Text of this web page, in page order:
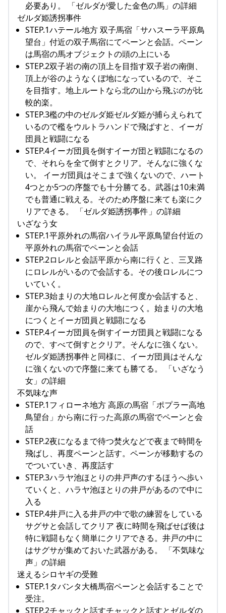
必要あり。 「ゼルダが愛した金色の馬」の詳細
ゼルダ姫誘拐事件
STEP.1ハテール地方 双子馬宿「サハスーラ平原鳥
望台」付近の双子馬宿にてペーンと会話。ペーン
は馬宿の馬オブジェクトの頭の上にいる
STEP.2双子岩の南の頂上を目指す双子岩の南側、
頂上が谷のようなくぼ地になっているので、そこ
を目指す。地上ルートなら北の山から飛ぶのが比
較的楽。
STEP.3檻の中のゼルダ姫ゼルダ姫が捕らえられて
いるので檻をウルトラハンドで飛ばすと、イーガ
団員と戦闘になる
STEP.4イーガ団員を倒すイーガ団と戦闘になるの
で、それらを全て倒すとクリア。そんなに強くな
い。 イーガ団員はそこまで強くないので、ハート
4つとか5つの序盤でも十分勝てる。武器は10未満
でも普通に戦える。そのため序盤に来ても楽にク
リアできる。 「ゼルダ姫誘拐事件」の詳細
いざなう女
STEP.1平原外れの馬宿ハイラル平原鳥望台付近の
平原外れの馬宿でペーンと会話
STEP.2ロレルと会話平原から南に行くと、三叉路
にロレルがいるので会話する。その後ロレルにつ
いていく。
STEP.3始まりの大地ロレルと何度か会話すると、
崖から飛んで始まりの大地につく。始まりの大地
につくとイーガ団員と戦闘になる
STEP.4イーガ団員を倒すイーガ団員と戦闘になる
ので、すべて倒すとクリア。そんなに強くない。
ゼルダ姫誘拐事件と同様に、イーガ団員はそんな
に強くないので序盤に来ても勝てる。 「いざなう
女」の詳細
不気味な声
STEP.1フィローネ地方 高原の馬宿「ポプラー高地
鳥望台」から南に行った高原の馬宿でペーンと会
話
STEP.2夜になるまで待つ焚火などで夜まで時間を
飛ばし、再度ペーンと話す。ペーンが移動するの
でついていき、再度話す
STEP.3ハラヤ池ほとりの井戸声のするほうへ歩い
ていくと、ハラヤ池ほとりの井戸があるので中に
入る
STEP.4井戸に入る井戸の中で歌の練習をしている
サグサと会話してクリア 夜に時間を飛ばせば後は
特に戦闘もなく簡単にクリアできる。井戸の中に
はサグサが集めておいた武器がある。 「不気味な
声」の詳細
迷えるシロヤギの受難
STEP.1タバンタ大橋馬宿ペーンと会話することで
受注。
STEP.2チャックと話すチャックと話すとゼルダの